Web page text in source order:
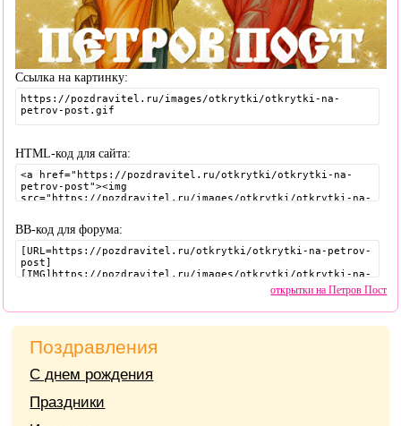
Ссылка на картинку:
HTML-код для сайта:
BB-код для форума:
открытки на Петров Пост
Поздравления
С днем рождения
Праздники